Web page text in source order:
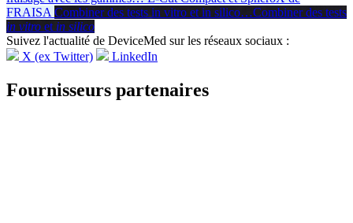
FRAISA Combiner des tests in vitro et in silico…Combiner des tests
in vitro et in silico
Suivez l'actualité de DeviceMed sur les réseaux sociaux :
X (ex Twitter)
LinkedIn
Fournisseurs partenaires